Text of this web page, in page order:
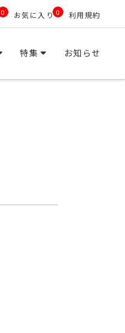
0 お気に入り 0 利用規約
特集 お知らせ